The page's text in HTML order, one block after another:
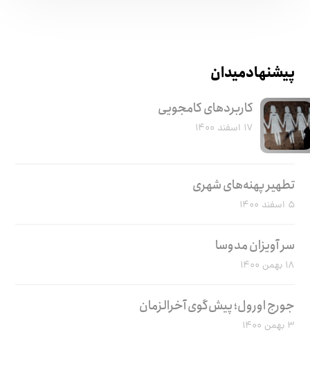
پیشنهاد میدان
کاربرد‌های کامجویی
۱۷ اسفند ۱۴۰۰
تطهیر پهنه‌های شهری
۵ اسفند ۱۴۰۰
سر آویزان مدوسا
۱۸ بهمن ۱۴۰۰
جورج اورول؛ پیش‌گوی آخرالزمان
۳ بهمن ۱۴۰۰